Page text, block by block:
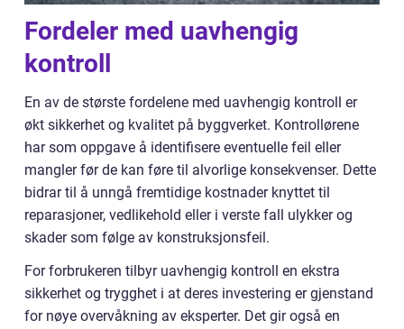
Fordeler med uavhengig
kontroll
En av de største fordelene med uavhengig kontroll er
økt sikkerhet og kvalitet på byggverket. Kontrollørene
har som oppgave å identifisere eventuelle feil eller
mangler før de kan føre til alvorlige konsekvenser. Dette
bidrar til å unngå fremtidige kostnader knyttet til
reparasjoner, vedlikehold eller i verste fall ulykker og
skader som følge av konstruksjonsfeil.
For forbrukeren tilbyr uavhengig kontroll en ekstra
sikkerhet og trygghet i at deres investering er gjenstand
for nøye overvåkning av eksperter. Det gir også en